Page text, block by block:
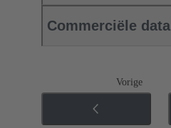
Commerciële data
Vorige